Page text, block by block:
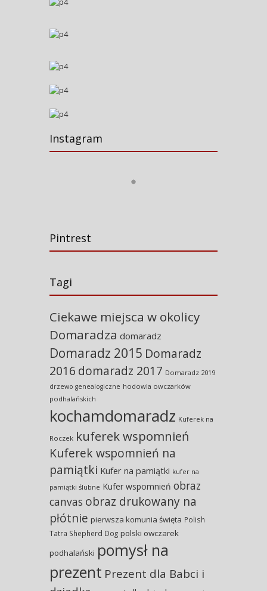
Instagram
Pintrest
Tagi
Ciekawe miejsca w okolicy
Domaradza domaradz
Domaradz 2015 Domaradz
2016 domaradz 2017 Domaradz 2019
drzewo genealogiczne hodowla owczarków
podhalańskich
kochamdomaradz Kuferek na
Roczek kuferek wspomnień
Kuferek wspomnień na
pamiątki Kufer na pamiątki kufer na
pamiątki ślubne Kufer wspomnień obraz
canvas obraz drukowany na
płótnie pierwsza komunia święta Polish
Tatra Shepherd Dog polski owczarek
podhalański pomysł na
prezent Prezent dla Babci i